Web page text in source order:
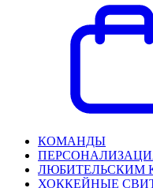
КОМАНДЫ
ЛЮБИТЕЛЬСКИМ
ХОККЕЙНЫЕ